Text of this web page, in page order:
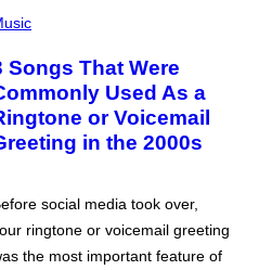
Songs That Were
Used As a
or Voicemail
in the 2000s
social media took over,
ringtone or voicemail greeting
the most important feature of